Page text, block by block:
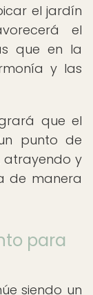
el jardín
el
que en la
y las
que el
punto de
atrayendo y
de manera
para
siendo un